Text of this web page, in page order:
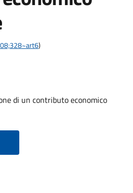
)
di un contributo economico